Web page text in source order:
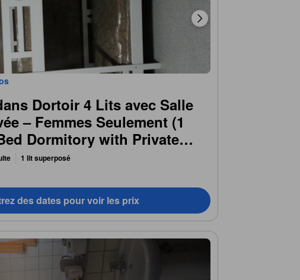
Dortoir 4 Lits avec Salle
– Femmes Seulement (1
Dormitory with Private
Only)
1 lit superposé
des dates pour voir les prix